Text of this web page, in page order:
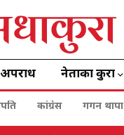
अपराध नेताका कुरा
कांग्रेस गगन थापा